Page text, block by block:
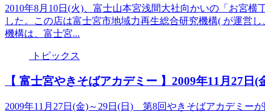
2010年8月10日(火)、富士山本宮浅間大社向かいの「お宮
した。この店は富士宮市地域力再生総合研究機構( が運営
機構は、富士宮...
トピックス
【 富士宮やきそばアカデミー 】2009年11月27日(
2009年11月27日(金)～29日(日) 第8回やきそばアカデミーが